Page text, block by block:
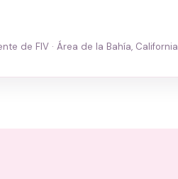
de FIV · Área de la Bahía, California